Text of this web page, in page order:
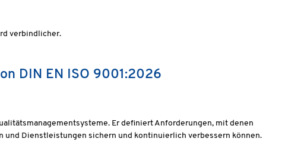
verbindlicher.
DIN EN ISO 9001:2026
Er definiert Anforderungen, mit denen
Dienstleistungen sichern und kontinuierlich verbessern können.